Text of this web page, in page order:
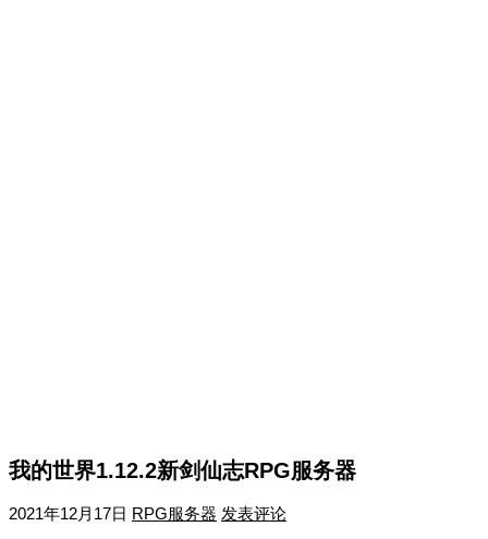
我的世界1.12.2新剑仙志RPG服务器
2021年12月17日 RPG服务器 发表评论